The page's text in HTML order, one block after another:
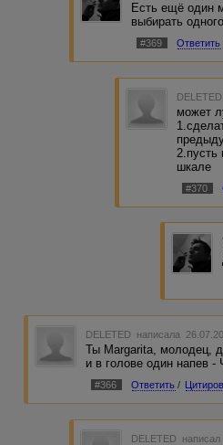
---
Зачем этот конкурс?
Потому что многим
Давайте выясним, кто
Есть ещё один
выбирать
#369 Ответить
DELETED
может
2.пусть
шкале
#370
DELETED написала
Ты Margarita, молодец,
и в голове один напев -
#366 Ответить /
DELETED